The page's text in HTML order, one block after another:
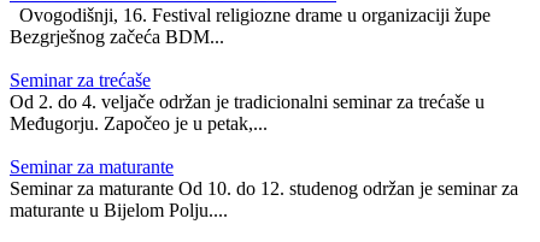
Ovogodišnji, 16. Festival religiozne drame u organizaciji župe
Bezgrješnog začeća BDM...
Seminar za trećaše
Od 2. do 4. veljače održan je tradicionalni seminar za trećaše u
Međugorju. Započeo je u petak,...
Seminar za maturante
Seminar za maturante Od 10. do 12. studenog održan je seminar za
maturante u Bijelom Polju....